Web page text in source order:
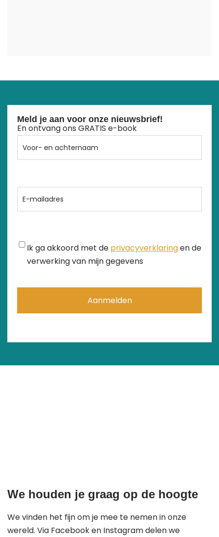
Meld je aan voor onze nieuwsbrief!
En ontvang ons GRATIS e-book
Instemming
Ik ga akkoord met de privacyverklaringen de
verwerking van mijn gegevens
We houden je graag op de hoogte
We vinden het fijn om je mee te nemen in onze
wereld. Via Facebook en Instagram delen we